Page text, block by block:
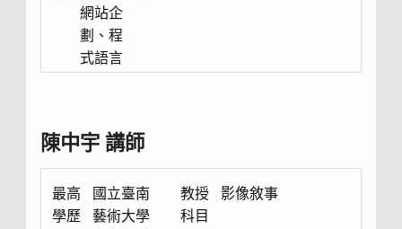
網站企
劃、程
式語言
陳中宇 講師
最高
學歷
國立臺南
藝術大學
教授
科目
影像敘事